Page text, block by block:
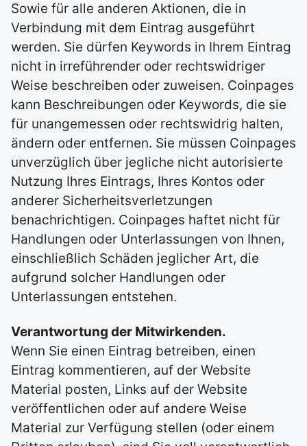
Sowie für alle anderen Aktionen, die in
Verbindung mit dem Eintrag ausgeführt
werden. Sie dürfen Keywords in Ihrem Eintrag
nicht in irreführender oder rechtswidriger
Weise beschreiben oder zuweisen. Coinpages
kann Beschreibungen oder Keywords, die sie
für unangemessen oder rechtswidrig halten,
ändern oder entfernen. Sie müssen Coinpages
unverzüglich über jegliche nicht autorisierte
Nutzung Ihres Eintrags, Ihres Kontos oder
anderer Sicherheitsverletzungen
benachrichtigen. Coinpages haftet nicht für
Handlungen oder Unterlassungen von Ihnen,
einschließlich Schäden jeglicher Art, die
aufgrund solcher Handlungen oder
Unterlassungen entstehen.
Verantwortung der Mitwirkenden.
Wenn Sie einen Eintrag betreiben, einen
Eintrag kommentieren, auf der Website
Material posten, Links auf der Website
veröffentlichen oder auf andere Weise
Material zur Verfügung stellen (oder einem